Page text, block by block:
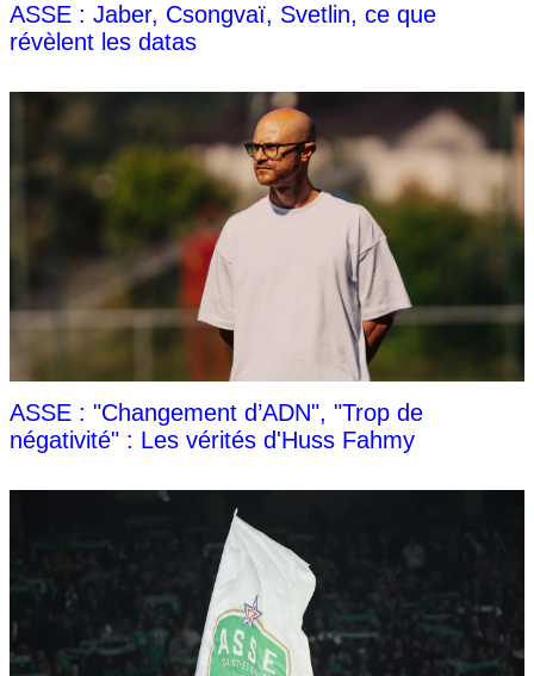
ASSE : Jaber, Csongvaï, Svetlin, ce que
révèlent les datas
ASSE : "Changement d’ADN", "Trop de
négativité" : Les vérités d'Huss Fahmy